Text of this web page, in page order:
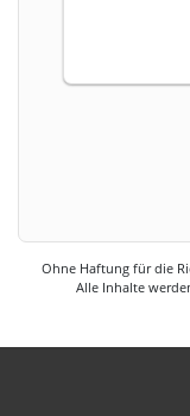
Ohne Haftung für die
Alle Inhalte